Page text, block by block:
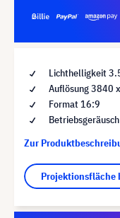
Lichthelligkeit
Auflösung 3840
Format 16:9
Zur
Projektionsfläche